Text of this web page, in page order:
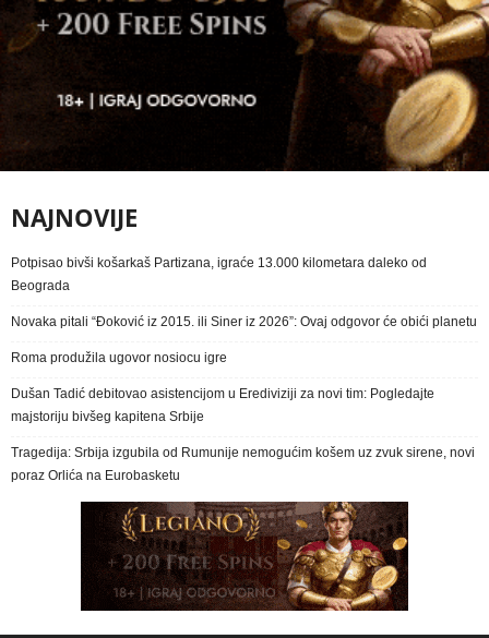
NAJNOVIJE
Potpisao bivši košarkaš Partizana, igraće 13.000 kilometara daleko od
Beograda
Novaka pitali “Đoković iz 2015. ili Siner iz 2026”: Ovaj odgovor će obići planetu
Roma produžila ugovor nosiocu igre
Dušan Tadić debitovao asistencijom u Erediviziji za novi tim: Pogledajte
majstoriju bivšeg kapitena Srbije
Tragedija: Srbija izgubila od Rumunije nemogućim košem uz zvuk sirene, novi
poraz Orlića na Eurobasketu